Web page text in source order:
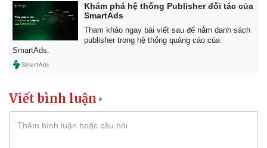
Khám phá hệ thống Publisher đối tác của
SmartAds
Tham khảo ngay bài viết sau để nắm danh sách
publisher trong hệ thống quảng cáo của
SmartAds.
Viết bình luận